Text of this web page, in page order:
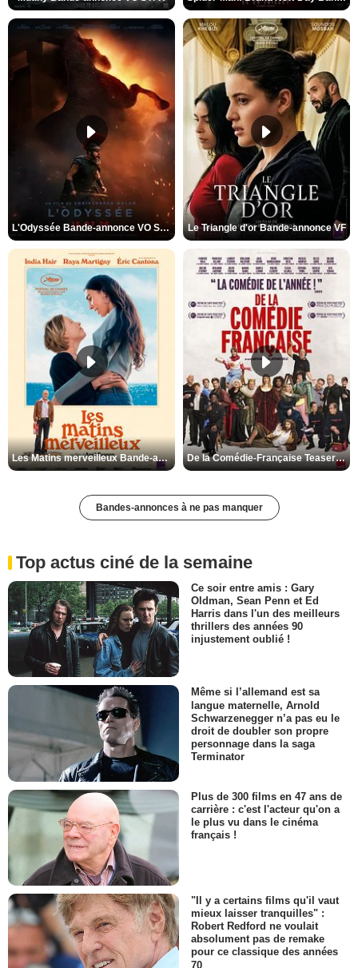
L'Odyssée Bande-annonce VO STFR Le Triangle d'or Bande-annonce VF
Les Matins merveilleux Bande-annonce VF De la Comédie-Française Teaser VF
Bandes-annonces à ne pas manquer
Top actus ciné de la semaine
Ce soir entre amis : Gary
Oldman, Sean Penn et Ed
Harris dans l'un des meilleurs
thrillers des années 90
injustement oublié !
Même si l’allemand est sa
langue maternelle, Arnold
Schwarzenegger n’a pas eu le
droit de doubler son propre
personnage dans la saga
Terminator
Plus de 300 films en 47 ans de
carrière : c'est l'acteur qu'on a
le plus vu dans le cinéma
français !
"Il y a certains films qu'il vaut
mieux laisser tranquilles" :
Robert Redford ne voulait
absolument pas de remake
pour ce classique des années
70